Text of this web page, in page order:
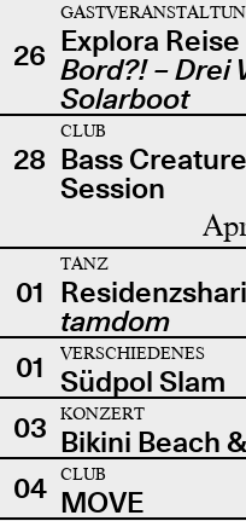
26 Explora
Bord?! – Drei
Solarboot
28
CLUB
Bass
Session
01
TANZ
tamdom
01
VERSCHIEDENES
Südpol Slam
03
KONZERT
Bikini Beach
04
CLUB
MOVE